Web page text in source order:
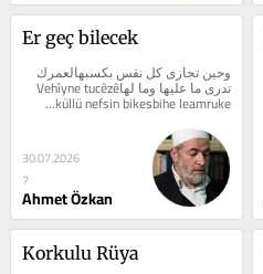
Er geç bilecek
küllü nefsin bikesbihe leamruke...
30.07.2026
7
Ahmet Özkan
Korkulu Rüya